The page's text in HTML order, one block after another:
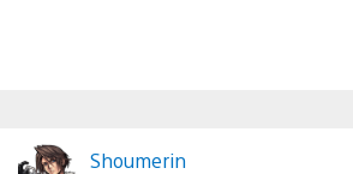
Shoumerin